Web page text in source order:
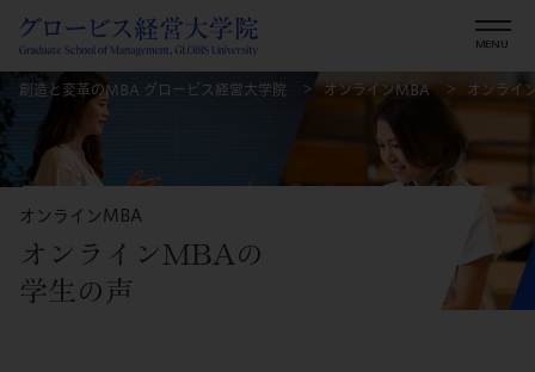
創造と変革のMBA グロービス経営大学院 オンラインMBA オンライ
オンラインMBA
オンラインMBAの
学生の声